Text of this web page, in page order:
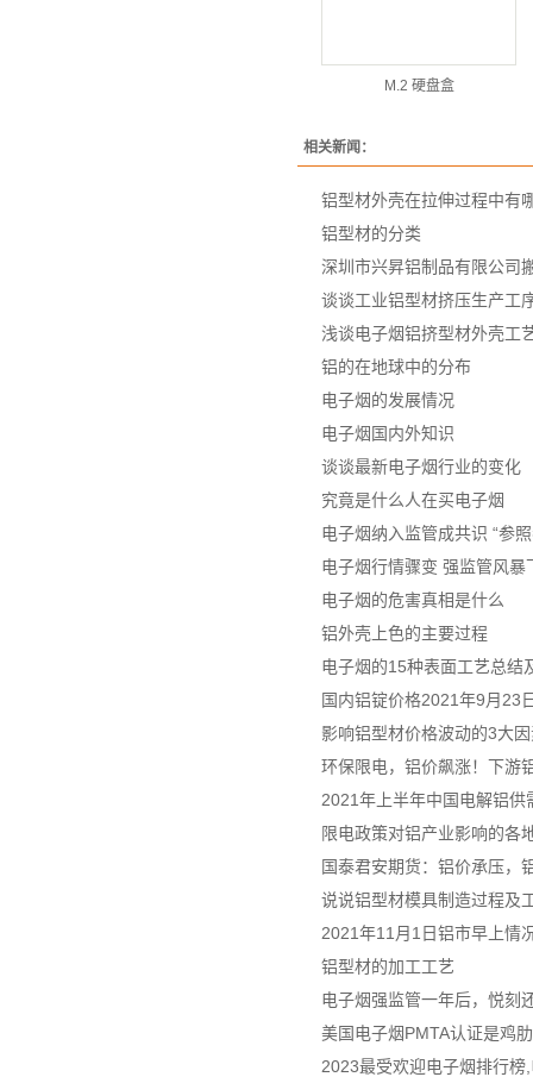
M.2 硬盘盒
相关新闻：
铝型材外壳在拉伸过程中有
铝型材的分类
深圳市兴昇铝制品有限公司
谈谈工业铝型材挤压生产工
浅谈电子烟铝挤型材外壳工
铝的在地球中的分布
电子烟的发展情况
电子烟国内外知识
谈谈最新电子烟行业的变化
究竟是什么人在买电子烟
电子烟纳入监管成共识 “参
电子烟行情骤变 强监管风
电子烟的危害真相是什么
铝外壳上色的主要过程
电子烟的15种表面工艺总结
国内铝锭价格2021年9月23
影响铝型材价格波动的3大
环保限电，铝价飙涨！下游
2021年上半年中国电解铝供
限电政策对铝产业影响的各
国泰君安期货：铝价承压，
说说铝型材模具制造过程及
2021年11月1日铝市早上情
铝型材的加工工艺
电子烟强监管一年后，悦刻
美国电子烟PMTA认证是鸡
2023最受欢迎电子烟排行榜